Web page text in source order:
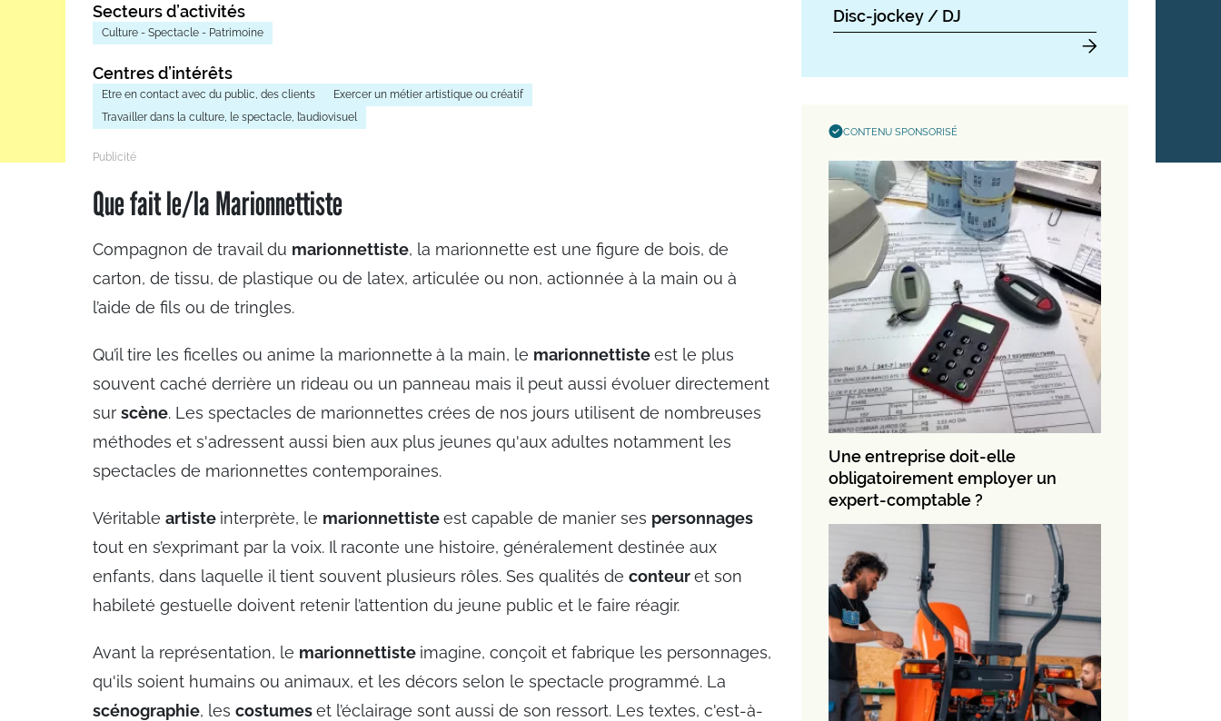
Secteurs d’activités
Culture - Spectacle - Patrimoine
Centres d’intérêts
Etre en contact avec du public, des clients
Exercer un métier artistique ou créatif
Travailler dans la culture, le spectacle, l’audiovisuel
Que fait le/la Marionnettiste
Compagnon de travail du marionnettiste, la marionnette est une figure de bois, de
carton, de tissu, de plastique ou de latex, articulée ou non, actionnée à la main ou à
l’aide de fils ou de tringles.
Qu’il tire les ficelles ou anime la marionnette à la main, le marionnettisteest le plus
souvent caché derrière un rideau ou un panneau mais il peut aussi évoluer directement
sur scène. Les spectacles de marionnettes crées de nos jours utilisent de nombreuses
méthodes et s'adressent aussi bien aux plus jeunes qu'aux adultes notamment les
spectacles de marionnettes contemporaines.
Véritable artiste interprète, le marionnettisteest capable de manier ses personnages
tout en s’exprimant par la voix. Il raconte une histoire, généralement destinée aux
enfants, dans laquelle il tient souvent plusieurs rôles. Ses qualités de conteuret son
habileté gestuelle doivent retenir l’attention du jeune public et le faire réagir.
Avant la représentation, le marionnettiste imagine, conçoit et fabrique les personnages,
qu'ils soient humains ou animaux, et les décors selon le spectacle programmé. La
scénographie, les costumeset l’éclairage sont aussi de son ressort. Les textes, c'est-à-
Disc-jockey / DJ
CONTENU SPONSORISÉ
Une entreprise doit-elle
obligatoirement employer un
expert-comptable ?